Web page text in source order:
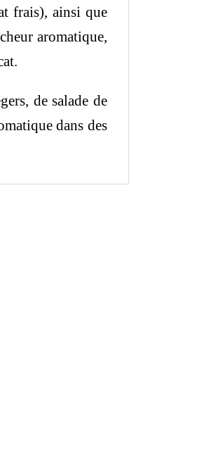
frais), ainsi que
aromatique,
de salade de
dans des